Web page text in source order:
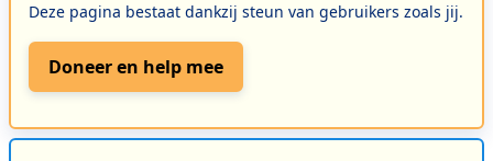
Deze pagina bestaat dankzij steun van gebruikers zoals jij.
Doneer en help mee